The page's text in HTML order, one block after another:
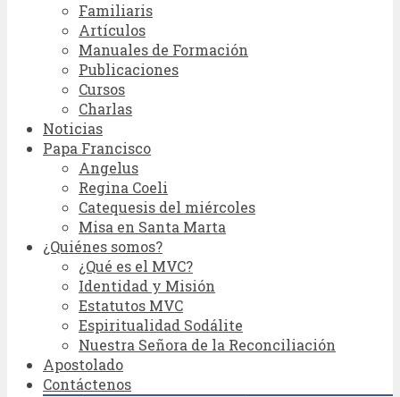
Familiaris
Artículos
Manuales de Formación
Publicaciones
Cursos
Charlas
Noticias
Papa Francisco
Angelus
Regina Coeli
Catequesis del miércoles
Misa en Santa Marta
¿Quiénes somos?
¿Qué es el MVC?
Identidad y Misión
Estatutos MVC
Espiritualidad Sodálite
Nuestra Señora de la Reconciliación
Apostolado
Contáctenos